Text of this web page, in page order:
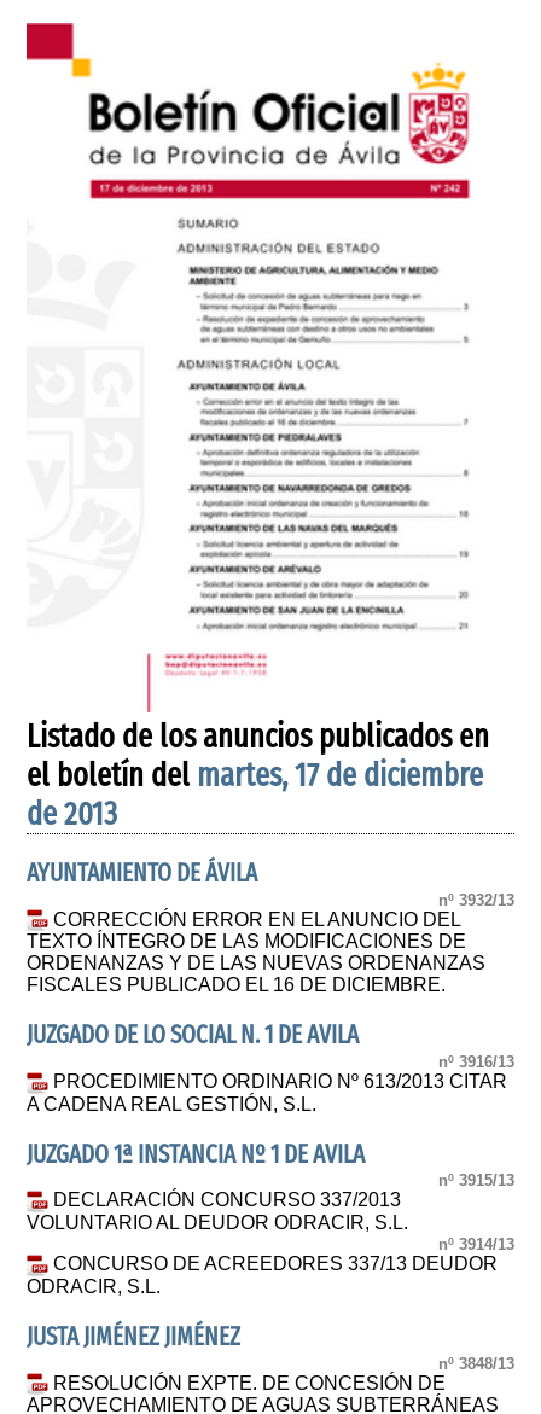
Listado de los anuncios publicados en
el boletín del martes, 17 de diciembre
de 2013
AYUNTAMIENTO DE ÁVILA
nº 3932/13
CORRECCIÓN ERROR EN EL ANUNCIO DEL
TEXTO ÍNTEGRO DE LAS MODIFICACIONES DE
ORDENANZAS Y DE LAS NUEVAS ORDENANZAS
FISCALES PUBLICADO EL 16 DE DICIEMBRE.
JUZGADO DE LO SOCIAL N. 1 DE AVILA
nº 3916/13
PROCEDIMIENTO ORDINARIO Nº 613/2013 CITAR
A CADENA REAL GESTIÓN, S.L.
JUZGADO 1ª INSTANCIA Nº 1 DE AVILA
nº 3915/13
DECLARACIÓN CONCURSO 337/2013
VOLUNTARIO AL DEUDOR ODRACIR, S.L.
nº 3914/13
CONCURSO DE ACREEDORES 337/13 DEUDOR
ODRACIR, S.L.
JUSTA JIMÉNEZ JIMÉNEZ
nº 3848/13
RESOLUCIÓN EXPTE. DE CONCESIÓN DE
APROVECHAMIENTO DE AGUAS SUBTERRÁNEAS